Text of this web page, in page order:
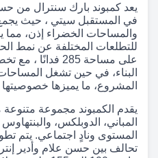
يعد كمبوند بارك سنترال من
في المستقبل سيتي ، حيث
والمساحات الخضراء إذن، مما
للتطلعات المختلفة عن نمط
المشروع، ما يميزها خصوصيتها
يقدم الكمبوند مجموعة
المباني، الدوبلكس،
المستوى ونادٍ اجتماعي. يتم
تحالف بين حسن علام وأدير